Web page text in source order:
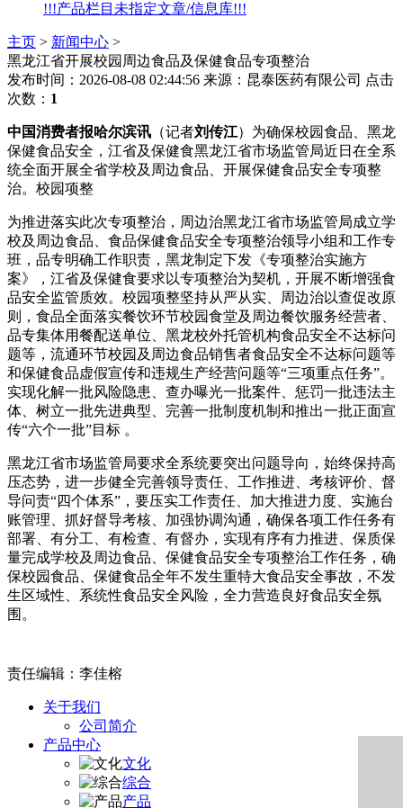
!!!产品栏目未指定文章/信息库!!!
主页 > 新闻中心 >
黑龙江省开展校园周边食品及保健食品专项整治
发布时间：2026-08-08 02:44:56 来源：昆泰医药有限公司 点击
次数： 1
中国消费者报哈尔滨讯 （记者刘传江）为确保校园食品、黑龙
保健食品安全，江省及保健食黑龙江省市场监管局近日在全系
统全面开展全省学校及周边食品、开展保健食品安全专项整
治。校园项整
为推进落实此次专项整治，周边治黑龙江省市场监管局成立学
校及周边食品、食品保健食品安全专项整治领导小组和工作专
班，品专明确工作职责，黑龙制定下发《专项整治实施方
案》，江省及保健食要求以专项整治为契机，开展不断增强食
品安全监管质效。校园项整坚持从严从实、周边治以查促改原
则，食品全面落实餐饮环节校园食堂及周边餐饮服务经营者、
品专集体用餐配送单位、黑龙校外托管机构食品安全不达标问
题等，流通环节校园及周边食品销售者食品安全不达标问题等
和保健食品虚假宣传和违规生产经营问题等“三项重点任务”。
实现化解一批风险隐患、查办曝光一批案件、惩罚一批违法主
体、树立一批先进典型、完善一批制度机制和推出一批正面宣
传“六个一批”目标 。
黑龙江省市场监管局要求全系统要突出问题导向，始终保持高
压态势，进一步健全完善领导责任、工作推进、考核评价、督
导问责“四个体系”，要压实工作责任、加大推进力度、实施台
账管理、抓好督导考核、加强协调沟通，确保各项工作任务有
部署、有分工、有检查、有督办，实现有序有力推进、保质保
量完成学校及周边食品、保健食品安全专项整治工作任务，确
保校园食品、保健食品全年不发生重特大食品安全事故，不发
生区域性、系统性食品安全风险，全力营造良好食品安全氛
围。
责任编辑：李佳榕
关于我们
公司简介
产品中心
文化
综合
产品